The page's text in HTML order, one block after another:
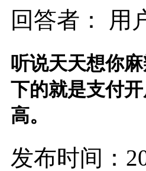
回答者： 用
听说天天想你
下的就是支付
高。
发布时间：